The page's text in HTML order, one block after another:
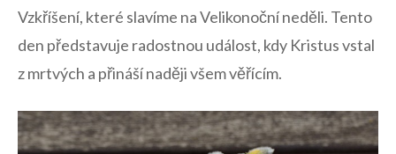
Vzkříšení, které slavíme na Velikonoční neděli.‍ Tento
den představuje radostnou událost, kdy Kristus vstal
z mrtvých a‌ přináší‍ naději všem věřícím.